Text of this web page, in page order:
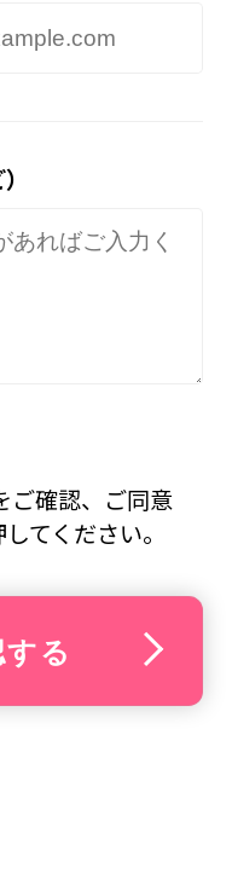
ご確認、ご同意
てください。